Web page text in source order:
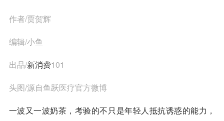
作者/贾贺辉
编辑/小鱼
出品/新消费101
头图/源自鱼跃医疗官方微博
一波又一波奶茶，考验的不只是年轻人抵抗诱惑的能力，